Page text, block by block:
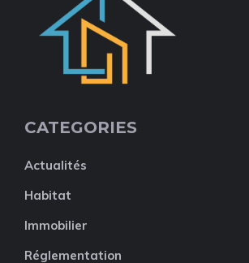
CATEGORIES
Actualités
Habitat
Immobilier
Réglementation